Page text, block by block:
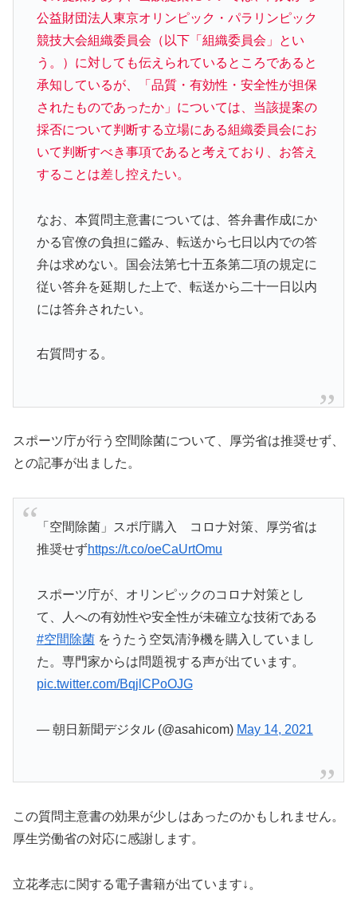
公益財団法人東京オリンピック・パラリンピック
競技大会組織委員会（以下「組織委員会」とい
う。）に対しても伝えられているところであると
承知しているが、「品質・有効性・安全性が担保
されたものであったか」については、当該提案の
採否について判断する立場にある組織委員会にお
いて判断すべき事項であると考えており、お答え
することは差し控えたい。
なお、本質問主意書については、答弁書作成にか
かる官僚の負担に鑑み、転送から七日以内での答
弁は求めない。国会法第七十五条第二項の規定に
従い答弁を延期した上で、転送から二十一日以内
には答弁されたい。
右質問する。
スポーツ庁が行う空間除菌について、厚労省は推奨せず、
との記事が出ました。
「空間除菌」スポ庁購入 コロナ対策、厚労省は
推奨せずhttps://t.co/oeCaUrtOmu
スポーツ庁が、オリンピックのコロナ対策とし
て、人への有効性や安全性が未確立な技術である
#空間除菌をうたう空気清浄機を購入していまし
た。専門家からは問題視する声が出ています。
pic.twitter.com/BqjlCPoOJG
— 朝日新聞デジタル (@asahicom) May 14, 2021
この質問主意書の効果が少しはあったのかもしれません。
厚生労働省の対応に感謝します。
立花孝志に関する電子書籍が出ています↓。